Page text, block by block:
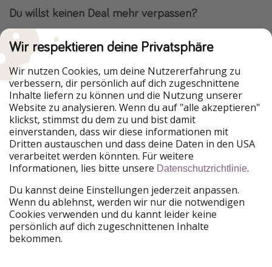
Du willst keinen Deal mehr verpassen?
Dann lade unsere App herunter.
Urlaubspiraten ist Teil der HolidayPirates Group
Unsere Märkte
PiratinViaggio
HolidayPirates
VakantiePiraten
WakacyjniPiraci
VoyagesPirates
Ferienpiraten
Urlaubspiraten
ViajerosPiratas
Unsere Gruppe
HolidayPirates Group
Lerne uns kennen
Wir respektieren deine Privatsphäre
Wir nutzen Cookies, um deine Nutzererfahrung zu
verbessern, dir persönlich auf dich zugeschnittene
Inhalte liefern zu können und die Nutzung unserer
Website zu analysieren. Wenn du auf "alle akzeptieren"
klickst, stimmst du dem zu und bist damit
einverstanden, dass wir diese informationen mit
Dritten austauschen und dass deine Daten in den USA
verarbeitet werden könnten. Für weitere
Informationen, lies bitte unsere Datenschutzrichtlinie.
Du kannst deine Einstellungen jederzeit anpassen.
Wenn du ablehnst, werden wir nur die notwendigen
Cookies verwenden und du kannt leider keine
persönlich auf dich zugeschnittenen Inhalte
bekommen.